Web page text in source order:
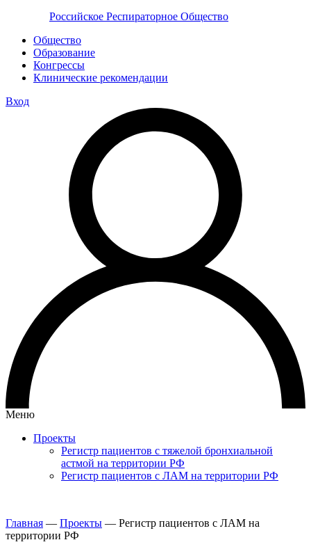
Российское Респираторное Общество
Общество
Образование
Конгрессы
Клинические рекомендации
Вход
Меню
Проекты
Регистр пациентов с тяжелой бронхиальной
астмой на территории РФ
Регистр пациентов с ЛАМ на территории РФ
Главная — Проекты — Регистр пациентов с ЛАМ на
территории РФ